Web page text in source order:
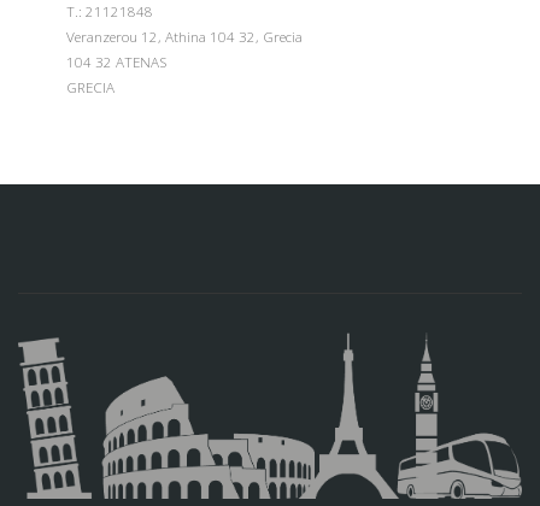
Т.: 21121848
Veranzerou 12, Athina 104 32, Grecia
104 32 ATENAS
GRECIA